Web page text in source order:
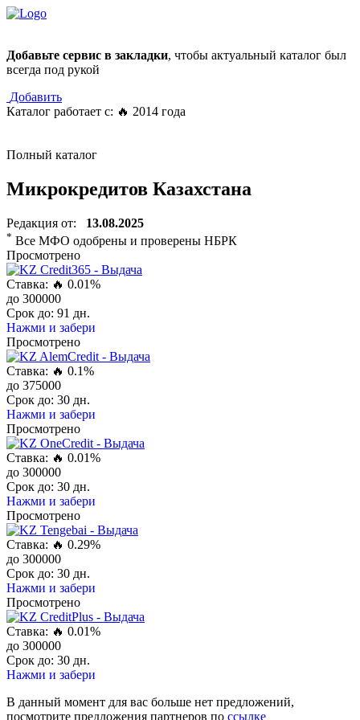
Добавьте сервис в закладки, чтобы актуальный каталог был
всегда под рукой
Добавить
Каталог работает с: 🔥 2014 года
Полный каталог
Микрокредитов Казахстана
Редакция от: 13.08.2025
* Все МФО одобрены и проверены НБРК
Просмотрено
Ставка: 🔥 0.01%
до 300000
Срок до: 91 дн.
Нажми и забери
Просмотрено
Ставка: 🔥 0.1%
до 375000
Срок до: 30 дн.
Нажми и забери
Просмотрено
Ставка: 🔥 0.01%
до 300000
Срок до: 30 дн.
Нажми и забери
Просмотрено
Ставка: 🔥 0.29%
до 300000
Срок до: 30 дн.
Нажми и забери
Просмотрено
Ставка: 🔥 0.01%
до 300000
Срок до: 30 дн.
Нажми и забери
В данный момент для вас больше нет предложений,
посмотрите предложения партнеров по ссылке